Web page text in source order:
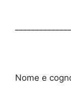
Nome e